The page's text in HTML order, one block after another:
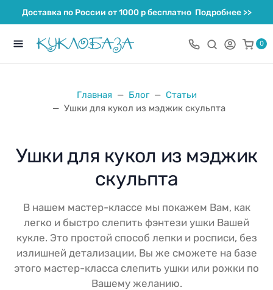
Доставка по России от 1000 р бесплатноПодробнее >>
0
Главная Блог
Статьи
Ушки для кукол из мэджик скульпта
Ушки для кукол из мэджик
скульпта
В нашем мастер-классе мы покажем Вам, как
легко и быстро слепить фэнтези ушки Вашей
кукле. Это простой способ лепки и росписи, без
излишней детализации, Вы же сможете на базе
этого мастер-класса слепить ушки или рожки по
Вашему желанию.